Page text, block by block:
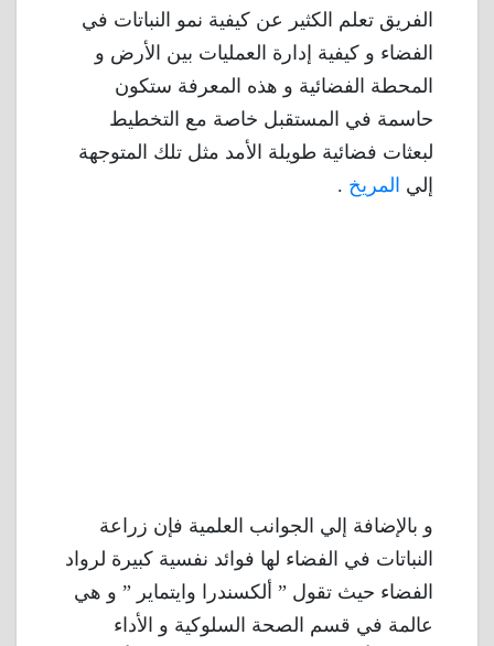
الفريق تعلم الكثير عن كيفية نمو النباتات في
الفضاء و كيفية إدارة العمليات بين الأرض و
المحطة الفضائية و هذه المعرفة ستكون
حاسمة في المستقبل خاصة مع التخطيط
لبعثات فضائية طويلة الأمد مثل تلك المتوجهة
إلي المريخ .
و بالإضافة إلي الجوانب العلمية فإن زراعة
النباتات في الفضاء لها فوائد نفسية كبيرة لرواد
الفضاء حيث تقول ” ألكسندرا وايتماير ” و هي
عالمة في قسم الصحة السلوكية و الأداء